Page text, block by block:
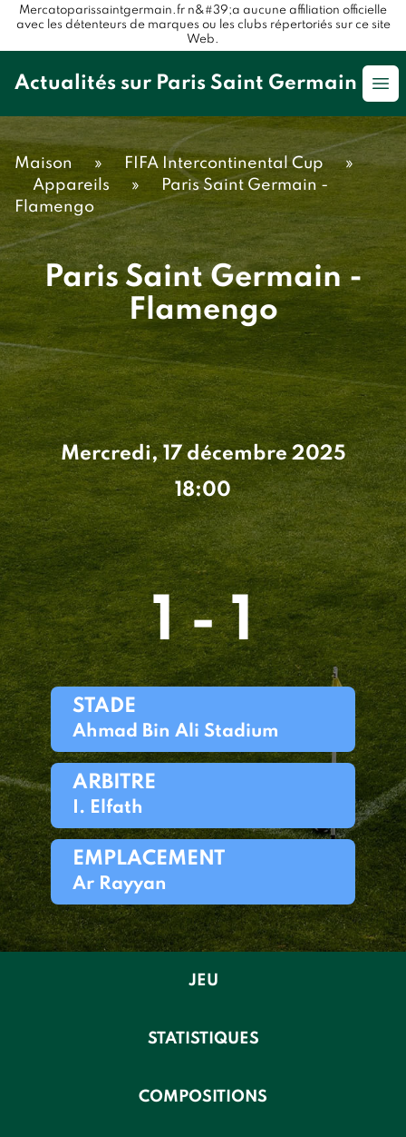
Mercatoparissaintgermain.fr n&#39;a aucune affiliation officielle
avec les détenteurs de marques ou les clubs répertoriés sur ce site
Web.
Actualités sur Paris Saint Germain
Maison » FIFA Intercontinental Cup
»
Appareils
»
Paris Saint Germain -
Flamengo
Paris Saint Germain -
Flamengo
Mercredi, 17 décembre 2025
18:00
1 - 1
STADE
Ahmad Bin Ali Stadium
ARBITRE
I. Elfath
EMPLACEMENT
Ar Rayyan
JEU
STATISTIQUES
COMPOSITIONS